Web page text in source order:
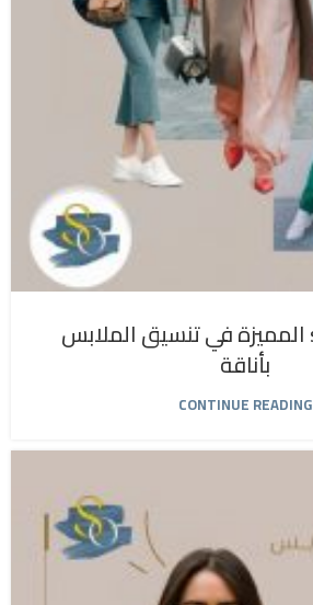
طريقة sevda المميزة في تنسيق الملابس
بأناقة
CONTINUE READING